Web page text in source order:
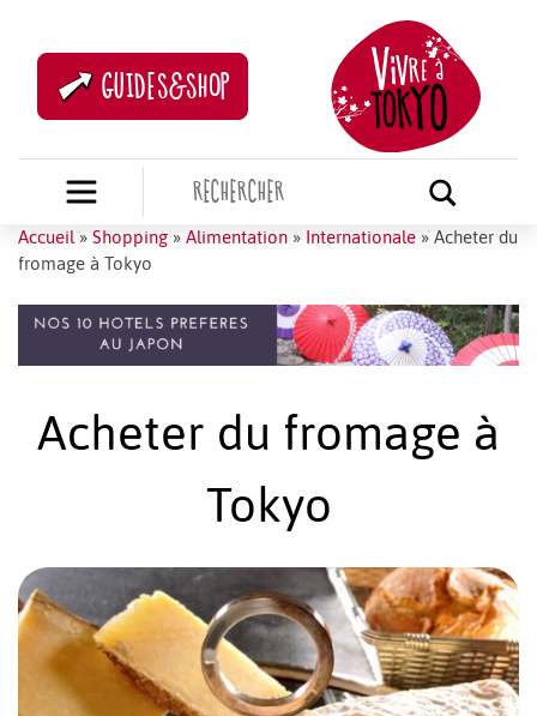
GUIDES&SHOP
Accueil » Shopping » Alimentation » Internationale » Acheter du
fromage à Tokyo
Acheter du fromage à
Tokyo